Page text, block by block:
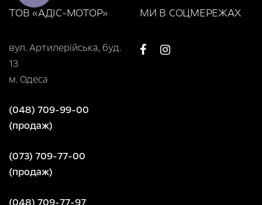
ТОВ «АДІС-МОТОР»
вул. Артилерійська, буд.
13
м. Одеса
(048) 709-99-00
(продаж)
(073) 709-77-00
(продаж)
МИ В СОЦМЕРЕЖАХ